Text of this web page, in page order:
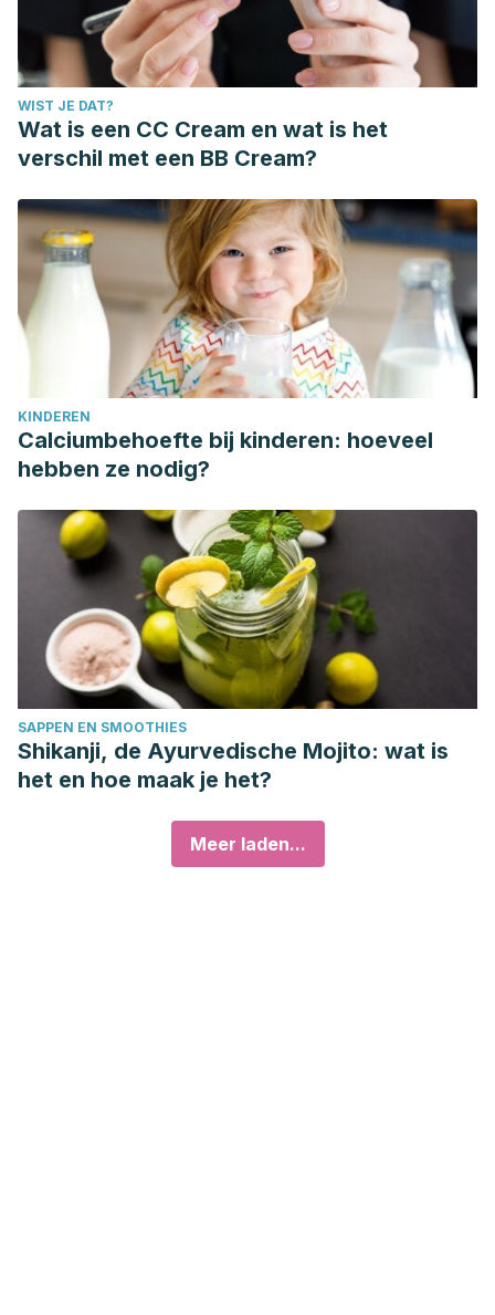
WIST JE DAT?
Wat is een CC Cream en wat is het
verschil met een BB Cream?
KINDEREN
Calciumbehoefte bij kinderen: hoeveel
hebben ze nodig?
SAPPEN EN SMOOTHIES
Shikanji, de Ayurvedische Mojito: wat is
het en hoe maak je het?
Meer laden...